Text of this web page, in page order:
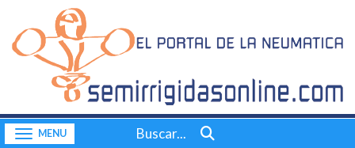
Inicio
CONTACTO
Quiénes somos
Consultas a bordo
Buscar...
Toggle navigation